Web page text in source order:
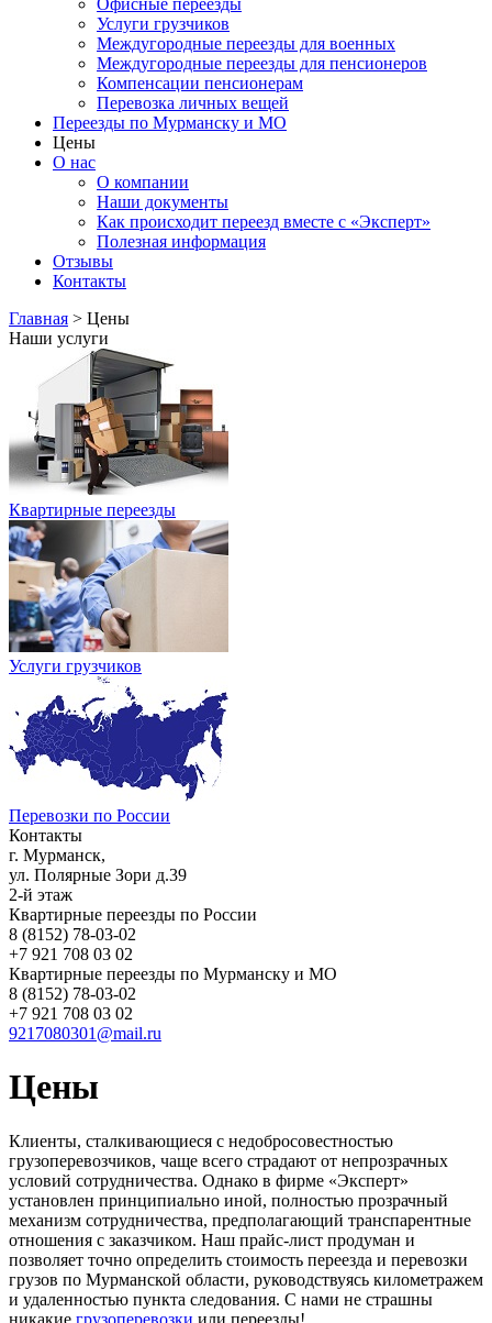
Офисные переезды
Услуги грузчиков
Междугородные переезды для военных
Междугородные переезды для пенсионеров
Компенсации пенсионерам
Перевозка личных вещей
Переезды по Мурманску и МО
Цены
О нас
О компании
Наши документы
Как происходит переезд вместе с «Эксперт»
Полезная информация
Отзывы
Контакты
Главная > Цены
Наши услуги
Квартирные переезды
Услуги грузчиков
Перевозки по России
Контакты
г. Мурманск,
ул. Полярные Зори д.39
2-й этаж
Квартирные переезды по России
8 (8152) 78-03-02
+7 921 708 03 02
Квартирные переезды по Мурманску и МО
8 (8152) 78-03-02
+7 921 708 03 02
9217080301@mail.ru
Цены
Клиенты, сталкивающиеся с недобросовестностью
грузоперевозчиков, чаще всего страдают от непрозрачных
условий сотрудничества. Однако в фирме «Эксперт»
установлен принципиально иной, полностью прозрачный
механизм сотрудничества, предполагающий транспарентные
отношения с заказчиком. Наш прайс-лист продуман и
позволяет точно определить стоимость переезда и перевозки
грузов по Мурманской области, руководствуясь километражем
и удаленностью пункта следования. С нами не страшны
никакие грузоперевозки или переезды!